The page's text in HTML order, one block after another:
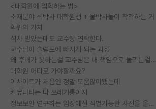
<대학원에 입학하는 법>
소재분야 석박사 대학원생 + 물박사들이 착각하는 거
학위의 가치
석사 받았는데도 교수랑 연락한다.
교수님이 슬럼프에 빠지게 되는 과정
왜 후배가 못하는걸 교수님은 내 책임으로 돌리는걸까요?
대학원 어디로 가야할까요?
이사이트가 처음엔 정말 도움많이됐는데
커뮤니티는 다 쓰레기통이지
정보보안 연구하는 입장에선 식별가능한 사진을 올리는건 비추이긴함